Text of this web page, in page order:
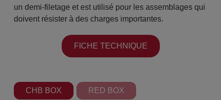
un demi-filetage et est utilisé pour les assemblages qui
doivent résister à des charges importantes.
FICHE TECHNIQUE
CHB BOX RED BOX